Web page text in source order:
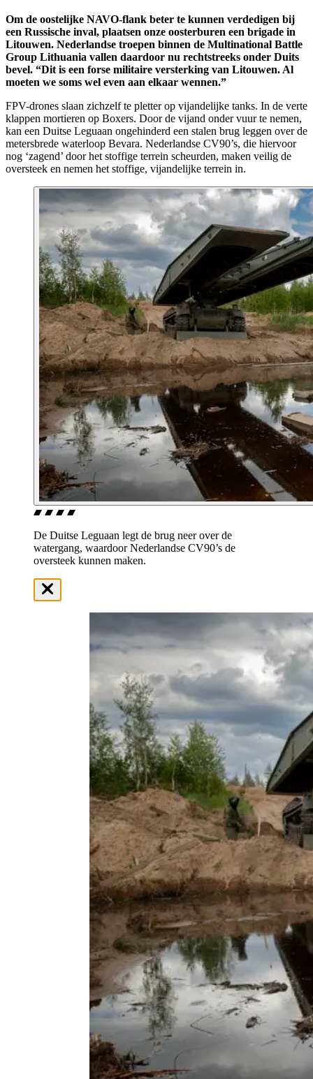
Om de oostelijke NAVO-flank beter te kunnen verdedigen bij
een Russische inval, plaatsen onze oosterburen een brigade in
Litouwen. Nederlandse troepen binnen de Multinational Battle
Group Lithuania vallen daardoor nu rechtstreeks onder Duits
bevel. “Dit is een forse militaire versterking van Litouwen. Al
moeten we soms wel even aan elkaar wennen.”
FPV-drones slaan zichzelf te pletter op vijandelijke tanks. In de verte
klappen mortieren op Boxers. Door de vijand onder vuur te nemen,
kan een Duitse Leguaan ongehinderd een stalen brug leggen over de
metersbrede waterloop Bevara. Nederlandse CV90’s, die hiervoor
nog ‘zagend’ door het stoffige terrein scheurden, maken veilig de
oversteek en nemen het stoffige, vijandelijke terrein in.
De Duitse Leguaan legt de brug neer over de
watergang, waardoor Nederlandse CV90’s de
oversteek kunnen maken.